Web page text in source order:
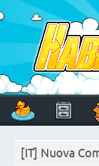
to
content
Un viaggio di pixel!
[IT] Nuova